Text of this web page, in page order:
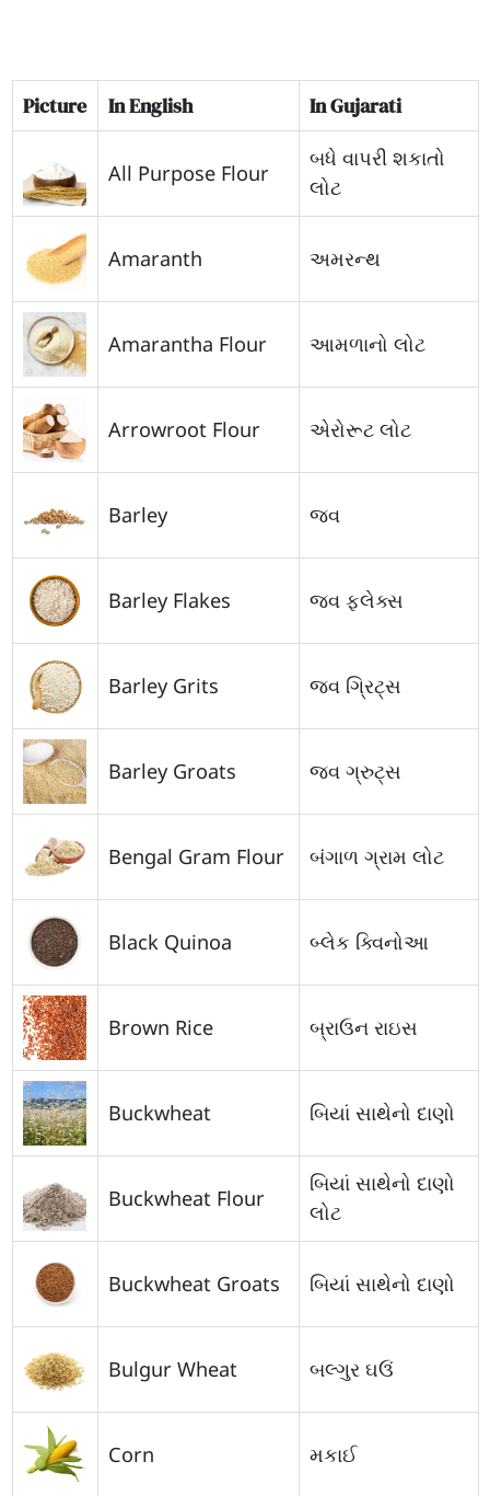
Picture In English In Gujarati
All Purpose Flour
બધે વાપરી શકાતો
લોટ
Amaranth અમરન્થ
Amarantha Flour આમળાનો લોટ
Arrowroot Flour એરોરૂટ લોટ
Barley જવ
Barley Flakes જવ ફ્લેક્સ
Barley Grits જવ ગ્રિટ્સ
Barley Groats જવ ગ્રુટ્સ
Bengal Gram Flour બંગાળ ગ્રામ લોટ
Black Quinoa બ્લેક ક્વિનોઆ
Brown Rice બ્રાઉન રાઇસ
Buckwheat બિયાં સાથેનો દાણો
Buckwheat Flour
બિયાં સાથેનો દાણો
લોટ
Buckwheat Groats બિયાં સાથેનો દાણો
Bulgur Wheat બલ્ગુર ઘઉં
Corn મકાઈ